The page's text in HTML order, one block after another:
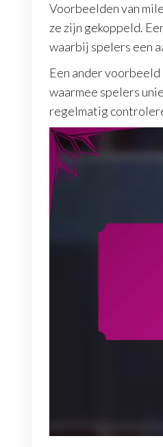
Voorbeelden van
ze zijn gekoppeld.
waarbij spelers een
Een ander
waarmee spelers
regelmatig